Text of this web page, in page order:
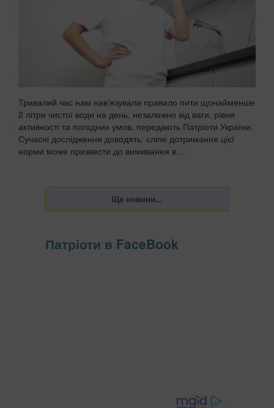
Тривалий час нам нав'язували правило пити щонайменше
2 літри чистої води на день, незалежно від ваги, рівня
активності та погодних умов, передають Патріоти України.
Сучасні дослідження доводять: сліпе дотримання цієї
норми може призвести до вимивання в...
Патріоти в FaceBook